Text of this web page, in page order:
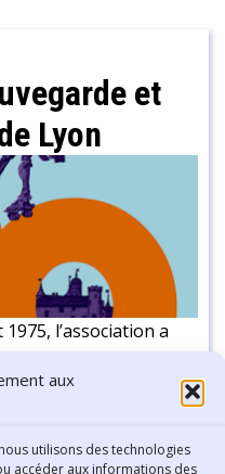
aux
utilisons des technologies
accéder aux informations des
et
Lyon
l’association a
et culturelles de
s’inscrit dans un
et de structures
du patrimoine mais